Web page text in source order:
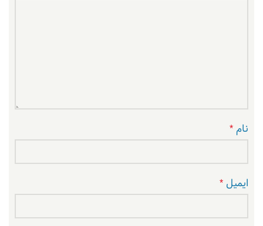
نام*
ایمیل *